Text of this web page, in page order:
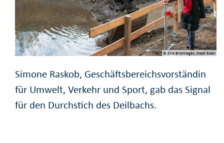
© Elke Brochhagen, Stadt Essen
Simone Raskob, Geschäftsbereichsvorständin
für Umwelt, Verkehr und Sport, gab das Signal
für den Durchstich des Deilbachs.